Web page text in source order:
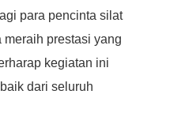
para pencinta silat
prestasi yang
kegiatan ini
dari seluruh